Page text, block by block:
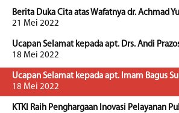
Berita Duka Cita atas Wafatnya dr. Achmad
21 Mei 2022
Ucapan Selamat kepada apt. Drs. Andi
18 Mei 2022
Ucapan Selamat kepada apt. Imam Bagus
18 Mei 2022
KTKI Raih Penghargaan Inovasi Pelayanan